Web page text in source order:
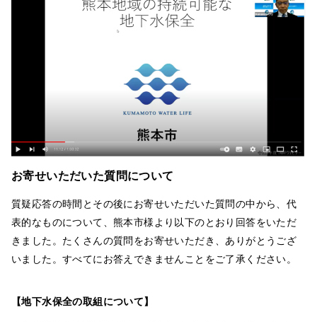
お寄せいただいた質問について
質疑応答の時間とその後にお寄せいただいた質問の中から、代
表的なものについて、熊本市様より以下のとおり回答をいただ
きました。たくさんの質問をお寄せいただき、ありがとうござ
いました。すべてにお答えできませんことをご了承ください。
【地下水保全の取組について】